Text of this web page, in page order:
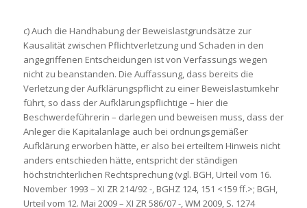
c) Auch die Handhabung der Beweislastgrundsätze zur
Kausalität zwischen Pflichtverletzung und Schaden in den
angegriffenen Entscheidungen ist von Verfassungs wegen
nicht zu beanstanden. Die Auffassung, dass bereits die
Verletzung der Aufklärungspflicht zu einer Beweislastumkehr
führt, so dass der Aufklärungspflichtige – hier die
Beschwerdeführerin – darlegen und beweisen muss, dass der
Anleger die Kapitalanlage auch bei ordnungsgemäßer
Aufklärung erworben hätte, er also bei erteiltem Hinweis nicht
anders entschieden hätte, entspricht der ständigen
höchstrichterlichen Rechtsprechung (vgl. BGH, Urteil vom 16.
November 1993 – XI ZR 214/92 -, BGHZ 124, 151 <159 ff.>; BGH,
Urteil vom 12. Mai 2009 – XI ZR 586/07 -, WM 2009, S. 1274